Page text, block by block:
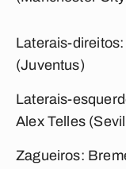
Laterais-direitos:
(Juventus)
Laterais-
Alex Telles
Zagueiros: